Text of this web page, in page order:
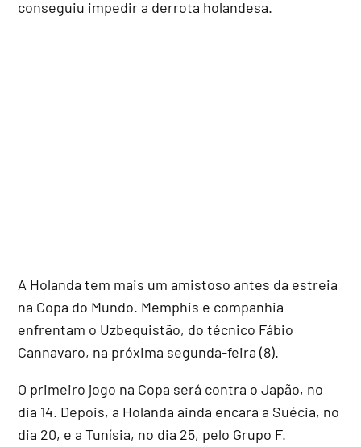
conseguiu impedir a derrota holandesa.
A Holanda tem mais um amistoso antes da estreia
na Copa do Mundo. Memphis e companhia
enfrentam o Uzbequistão, do técnico Fábio
Cannavaro, na próxima segunda-feira (8).
O primeiro jogo na Copa será contra o Japão, no
dia 14. Depois, a Holanda ainda encara a Suécia, no
dia 20, e a Tunísia, no dia 25, pelo Grupo F.